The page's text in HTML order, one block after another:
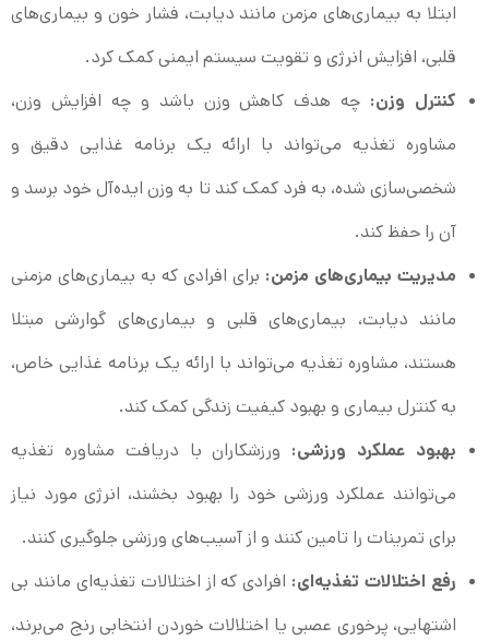
ابتلا به بیماری‌های مزمن مانند دیابت، فشار خون و بیماری‌های
قلبی، افزایش انرژی و تقویت سیستم ایمنی کمک کرد.
کنترل وزن:چه هدف کاهش وزن باشد و چه افزایش وزن،
مشاوره تغذیه می‌تواند با ارائه یک برنامه غذایی دقیق و
شخصی‌سازی شده، به فرد کمک کند تا به وزن ایده‌آل خود برسد و
آن را حفظ کند.
مدیریت بیماری‌های مزمن:برای افرادی که به بیماری‌های مزمنی
مانند دیابت، بیماری‌های قلبی و بیماری‌های گوارشی مبتلا
هستند، مشاوره تغذیه می‌تواند با ارائه یک برنامه غذایی خاص،
به کنترل بیماری و بهبود کیفیت زندگی کمک کند.
بهبود عملکرد ورزشی:ورزشکاران با دریافت مشاوره تغذیه
می‌توانند عملکرد ورزشی خود را بهبود بخشند، انرژی مورد نیاز
برای تمرینات را تامین کنند و از آسیب‌های ورزشی جلوگیری کنند.
رفع اختلالات تغذیه‌ای:افرادی که از اختلالات تغذیه‌ای مانند بی
اشتهایی، پرخوری عصبی یا اختلالات خوردن انتخابی رنج می‌برند،